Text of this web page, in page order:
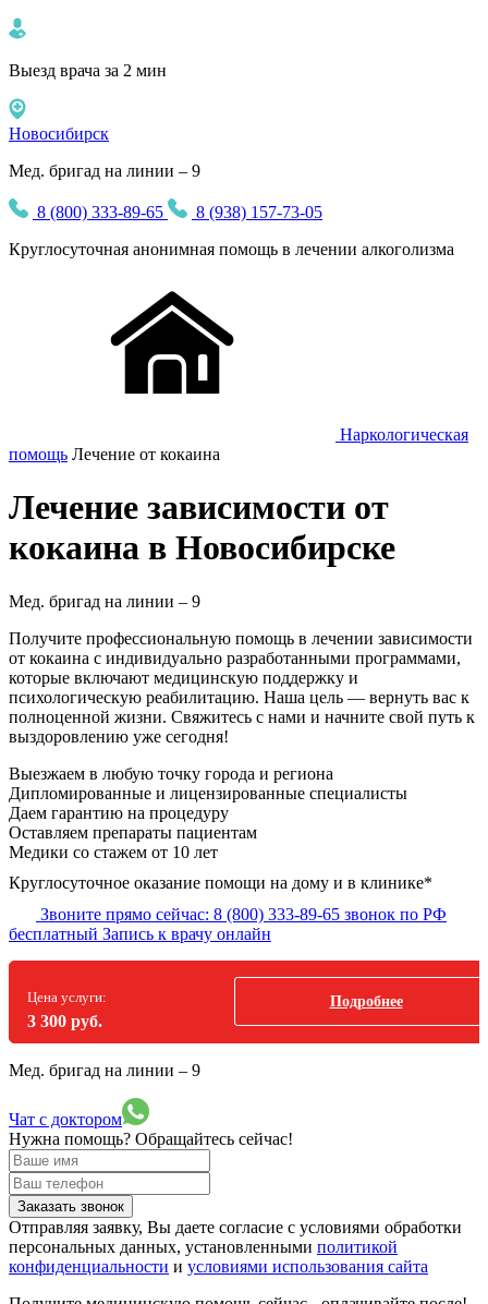
Выезд врача за 2 мин
Новосибирск
Мед. бригад на линии – 9
8 (800) 333-89-65
8 (938) 157-73-05
Круглосуточная анонимная помощь в лечении алкоголизма
Наркологическая
помощь Лечение от кокаина
Лечение зависимости от
кокаина в Новосибирске
Мед. бригад на линии – 9
Получите профессиональную помощь в лечении зависимости
от кокаина с индивидуально разработанными программами,
которые включают медицинскую поддержку и
психологическую реабилитацию. Наша цель — вернуть вас к
полноценной жизни. Свяжитесь с нами и начните свой путь к
выздоровлению уже сегодня!
Выезжаем в любую точку города и региона
Дипломированные и лицензированные специалисты
Даем гарантию на процедуру
Оставляем препараты пациентам
Медики со стажем от 10 лет
Круглосуточное оказание помощи на дому и в клинике*
Звоните прямо сейчас: 8 (800) 333-89-65 звонок по РФ
бесплатный Запись к врачу онлайн
Цена услуги:
3 300 руб.
Подробнее
Мед. бригад на линии – 9
Чат с доктором
Нужна помощь? Обращайтесь сейчас!
Заказать звонок
Отправляя заявку, Вы даете согласие с условиями обработки
персональных данных, установленными политикой
конфиденциальности и условиями использования сайта